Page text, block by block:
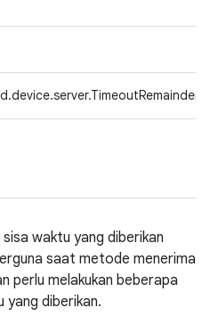
waktu yang diberikan
saat metode menerima
perlu melakukan beberapa
yang diberikan.